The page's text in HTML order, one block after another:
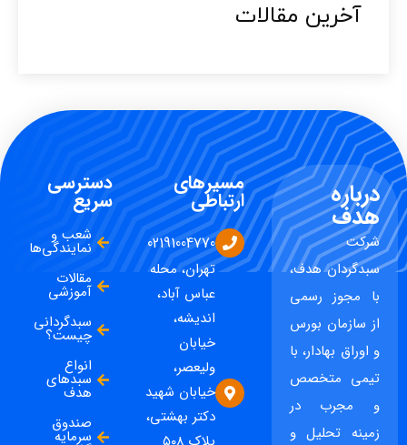
آخرین مقالات​
درباره
هدف
شرکت
سبدگردان هدف،
با مجوز رسمی
از سازمان بورس
و اوراق بهادار، با
تیمی متخصص
و مجرب در
زمینه تحلیل و
مسیرهای
ارتباطی
02191004770
تهران، محله
عباس آباد،
اندیشه،
خیابان
ولیعصر،
خیابان شهید
دکتر بهشتی،
دسترسی
سریع
شعب و
نمایندگی‌ها
مقالات
آموزشی
سبدگردانی
چیست؟
انواع
سبدهای
هدف
صندوق
سرمایه